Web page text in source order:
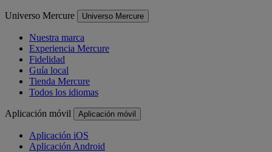
Universo Mercure Universo Mercure
Nuestra marca
Experiencia Mercure
Fidelidad
Guía local
Tienda Mercure
Todos los idiomas
Aplicación móvil Aplicación móvil
Aplicación iOS
Aplicación Android